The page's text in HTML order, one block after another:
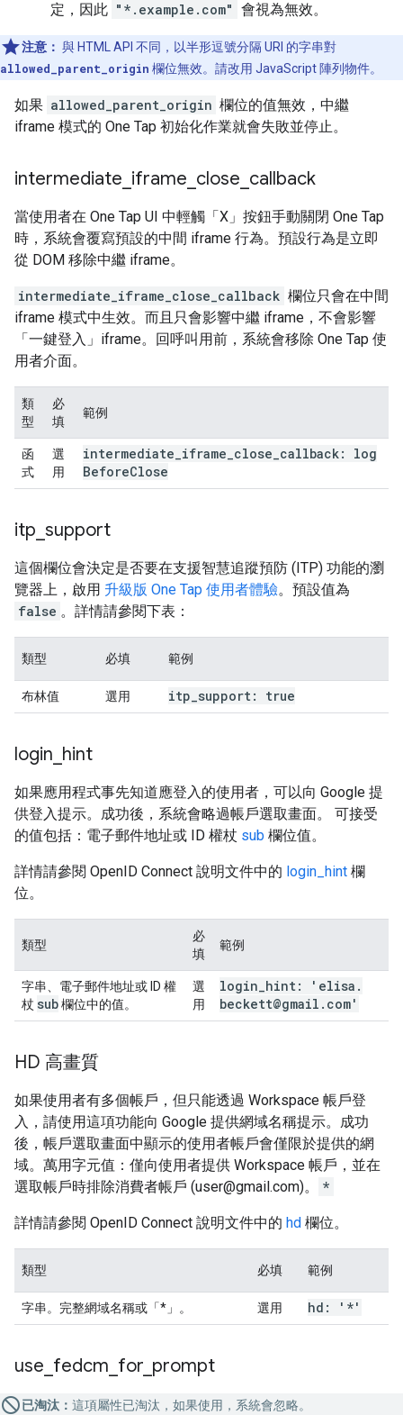
定，因此 "*.example.com" 會視為無效。
注意： 與 HTML API 不同，以半形逗號分隔 URI 的字串對
allowed_parent_origin 欄位無效。請改用 JavaScript 陣列物件。
如果 allowed_parent_origin 欄位的值無效，中繼
iframe 模式的 One Tap 初始化作業就會失敗並停止。
intermediate iframe close callback
當使用者在 One Tap UI 中輕觸「X」按鈕手動關閉 One Tap
時，系統會覆寫預設的中間 iframe 行為。預設行為是立即
從 DOM 移除中繼 iframe。
intermediate_iframe_close_callback 欄位只會在中間
iframe 模式中生效。而且只會影響中繼 iframe，不會影響
「一鍵登入」iframe。回呼叫用前，系統會移除 One Tap 使
用者介面。
類
型
必
填
範例
函
式
選
用
intermediate iframe close callback: log
BeforeClose
itp support
這個欄位會決定是否要在支援智慧追蹤預防 (ITP) 功能的瀏
覽器上，啟用 升級版 One Tap 使用者體驗。預設值為
false 。詳情請參閱下表：
類型 必填 範例
布林值 選用 itp support: true
login hint
如果應用程式事先知道應登入的使用者，可以向 Google 提
供登入提示。成功後，系統會略過帳戶選取畫面。 可接受
的值包括：電子郵件地址或 ID 權杖 sub 欄位值。
詳情請參閱 OpenID Connect 說明文件中的 login_hint 欄
位。
類型
必
填
範例
字串、電子郵件地址或 ID 權
杖 sub欄位中的值。
選
用
login hint: 'elisa .
beckett@gmail . com'
HD 高畫質
如果使用者有多個帳戶，但只能透過 Workspace 帳戶登
入，請使用這項功能向 Google 提供網域名稱提示。成功
後，帳戶選取畫面中顯示的使用者帳戶會僅限於提供的網
域。萬用字元值：僅向使用者提供 Workspace 帳戶，並在
選取帳戶時排除消費者帳戶 (user@gmail.com)。
*
詳情請參閱 OpenID Connect 說明文件中的 hd 欄位。
類型 必填 範例
字串。完整網域名稱或「*」。 選用 hd: '*'
use fedcm for prompt
已淘汰： 這項屬性已淘汰，如果使用，系統會忽略。